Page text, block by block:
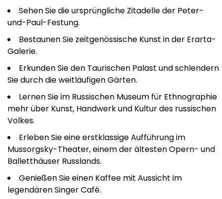
Sehen Sie die ursprüngliche Zitadelle der Peter-
und-Paul-Festung.
Bestaunen Sie zeitgenössische Kunst in der Erarta-
Galerie.
Erkunden Sie den Taurischen Palast und schlendern
Sie durch die weitläufigen Gärten.
Lernen Sie im Russischen Museum für Ethnographie
mehr über Kunst, Handwerk und Kultur des russischen
Volkes.
Erleben Sie eine erstklassige Aufführung im
Mussorgsky-Theater, einem der ältesten Opern- und
Balletthäuser Russlands.
Genießen Sie einen Kaffee mit Aussicht im
legendären Singer Café.